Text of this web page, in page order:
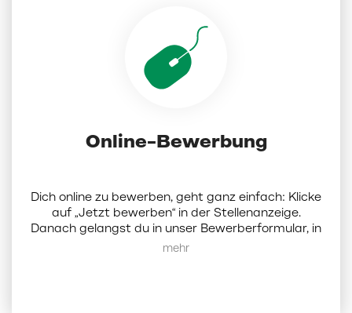
Online-Bewerbung
Dich online zu bewerben, geht ganz einfach: Klicke
auf „Jetzt bewerben“ in der Stellenanzeige.
Danach gelangst du in unser Bewerberformular, in
dem du Dokumente (Lebenslauf, Anschreiben und
Mehr anzeigen